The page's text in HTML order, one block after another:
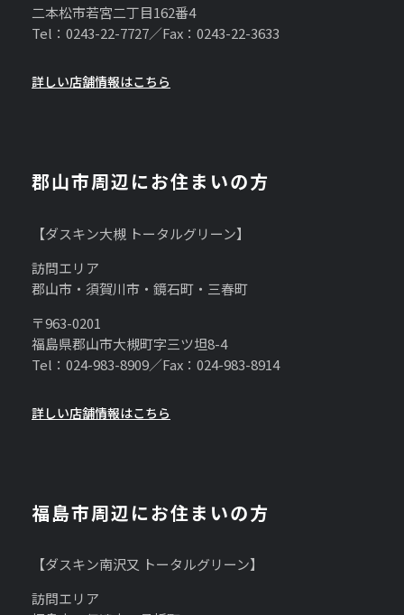
二本松市若宮二丁目162番4
Tel：0243-22-7727／Fax：0243-22-3633
詳しい店舗情報はこちら
郡山市周辺にお住まいの方
【ダスキン大槻 トータルグリーン】
訪問エリア
郡山市・須賀川市・鏡石町・三春町
〒963-0201
福島県郡山市大槻町字三ツ坦8-4
Tel：024-983-8909／Fax：024-983-8914
詳しい店舗情報はこちら
福島市周辺にお住まいの方
【ダスキン南沢又 トータルグリーン】
訪問エリア